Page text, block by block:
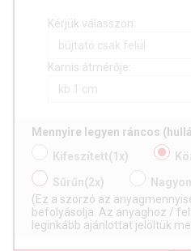
Kérjük válasszon:
bújtató csak felül
Karnis átmérője:
kb 1 cm
Mennyire legyen ráncos
Kifeszített(1x)
Sűrűn(2x)
(Ez a szorzó az
befolyásolja. Az anyaghoz /
leginkább ajánlottat jelöltük